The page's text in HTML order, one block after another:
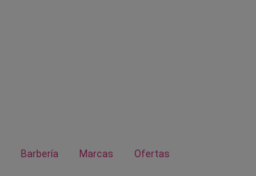
Barbería Marcas Ofertas